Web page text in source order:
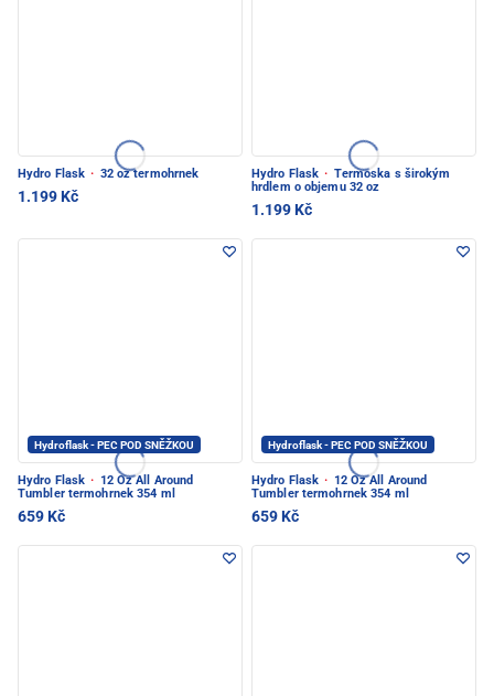
Hydro Flask · 32 oz termohrnek
1.199 Kč
Hydro Flask · Termoska s širokým
hrdlem o objemu 32 oz
1.199 Kč
Hydroflask - PEC POD SNĚŽKOU
Hydro Flask · 12 Oz All Around
Tumbler termohrnek 354 ml
659 Kč
Hydroflask - PEC POD SNĚŽKOU
Hydro Flask · 12 Oz All Around
Tumbler termohrnek 354 ml
659 Kč